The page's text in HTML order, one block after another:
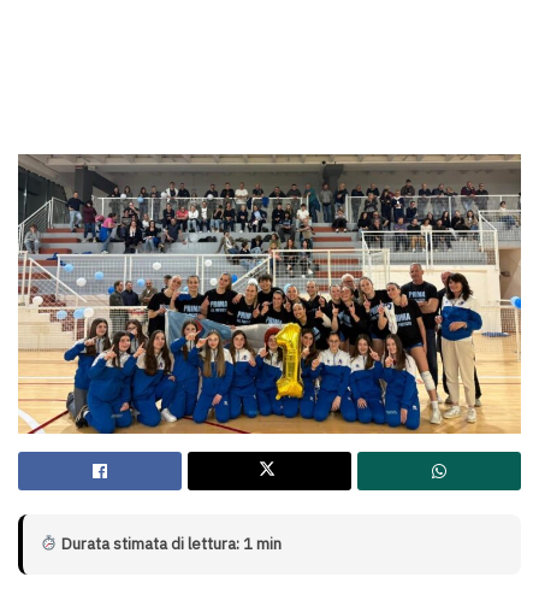
Durata stimata di lettura: 1 min